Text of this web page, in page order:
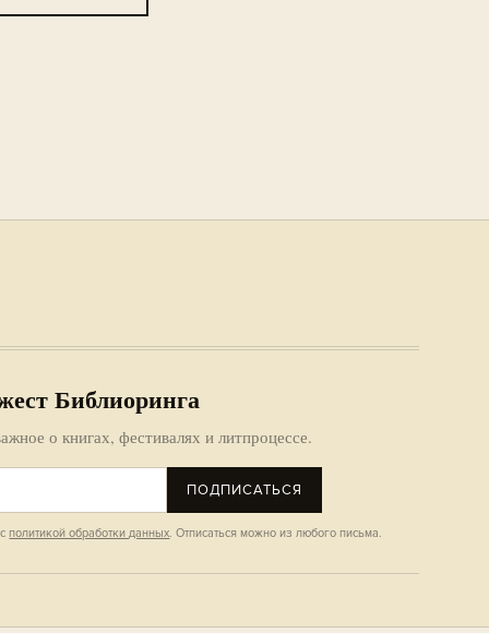
Библиоринга
о книгах, фестивалях и литпроцессе.
ПОДПИСАТЬСЯ
политикой обработки данных. Отписаться можно из любого письма.